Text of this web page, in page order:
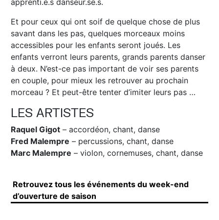
Et pour ceux qui ont soif de quelque chose de plus
savant dans les pas, quelques morceaux moins
accessibles pour les enfants seront joués. Les
enfants verront leurs parents, grands parents danser
à deux. N’est-ce pas important de voir ses parents
en couple, pour mieux les retrouver au prochain
morceau ? Et peut-être tenter d’imiter leurs pas …
LES ARTISTES
Raquel Gigot – accordéon, chant, danse
Fred Malempre – percussions, chant, danse
Marc Malempre – violon, cornemuses, chant, danse
Retrouvez tous les événements du week-end
d’ouverture de saison